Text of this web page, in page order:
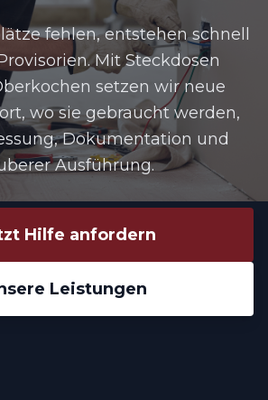
fehlen, entstehen schnell
MitSteckdosen
setzen wir neue
wo sie gebraucht werden,
Dokumentation und
Ausführung.
Hilfe anfordern
Leistungen